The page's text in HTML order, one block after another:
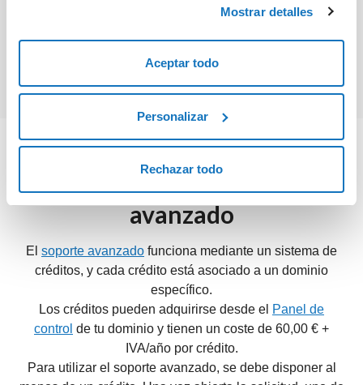
Mostrar detalles
Aceptar todo
Personalizar
Rechazar todo
Cómo utilizar el soporte
avanzado
El soporte avanzado funciona mediante un sistema de
créditos, y cada crédito está asociado a un dominio
específico.
Los créditos pueden adquirirse desde el Panel de
control de tu dominio y tienen un coste de 60,00 € +
IVA/año por crédito.
Para utilizar el soporte avanzado, se debe disponer al